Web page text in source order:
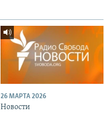
26 МАРТА 2026
Новости